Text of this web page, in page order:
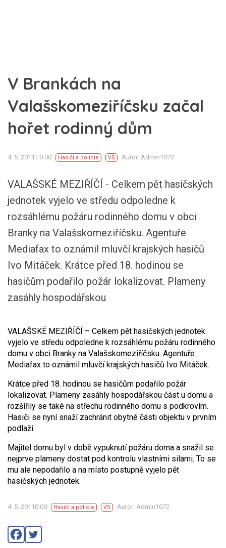
V Brankách na
Valašskomeziříčsku začal
hořet rodinný dům
4. 5. 2011 | 0:00 Hasiči a policie VS Autor: Admin1072
VALAŠSKÉ MEZIŘÍČÍ - Celkem pět hasičských
jednotek vyjelo ve středu odpoledne k
rozsáhlému požáru rodinného domu v obci
Branky na Valašskomeziříčsku. Agentuře
Mediafax to oznámil mluvčí krajských hasičů
Ivo Mitáček. Krátce před 18. hodinou se
hasičům podařilo požár lokalizovat. Plameny
zasáhly hospodářskou
VALAŠSKÉ MEZIŘÍČÍ – Celkem pět hasičských jednotek
vyjelo ve středu odpoledne k rozsáhlému požáru rodinného
domu v obci Branky na Valašskomeziříčsku. Agentuře
Mediafax to oznámil mluvčí krajských hasičů Ivo Mitáček.
Krátce před 18. hodinou se hasičům podařilo požár
lokalizovat. Plameny zasáhly hospodářskou část u domu a
rozšířily se také na střechu rodinného domu s podkrovím.
Hasiči se nyní snaží zachránit obytné části objektu v prvním
podlaží.
Majitel domu byl v době vypuknutí požáru doma a snažil se
nejprve plameny dostat pod kontrolu vlastními silami. To se
mu ale nepodařilo a na místo postupně vyjelo pět
hasičských jednotek.
4. 5. 20110:00 Hasiči a policie VS Autor: Admin1072